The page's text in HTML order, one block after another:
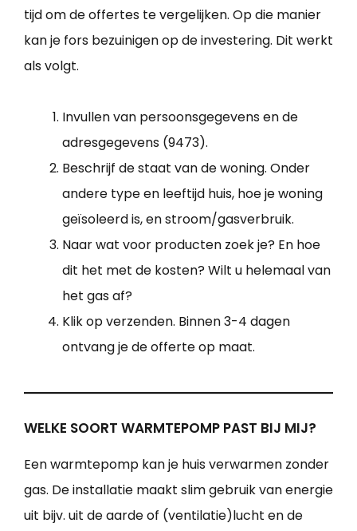
tijd om de offertes te vergelijken. Op die manier
kan je fors bezuinigen op de investering. Dit werkt
als volgt.
Invullen van persoonsgegevens en de
adresgegevens (9473).
Beschrijf de staat van de woning. Onder
andere type en leeftijd huis, hoe je woning
geïsoleerd is, en stroom/gasverbruik.
Naar wat voor producten zoek je? En hoe
dit het met de kosten? Wilt u helemaal van
het gas af?
Klik op verzenden. Binnen 3-4 dagen
ontvang je de offerte op maat.
WELKE SOORT WARMTEPOMP PAST BIJ MIJ?
Een warmtepomp kan je huis verwarmen zonder
gas. De installatie maakt slim gebruik van energie
uit bijv. uit de aarde of (ventilatie)lucht en de